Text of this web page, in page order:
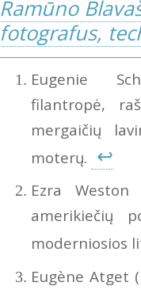
Ramūno
fotografus,
Eugenie
filantropė,
mergaičių
moterų. ↩
Ezra
amerikiečių
moderniosios
Eugène Atget